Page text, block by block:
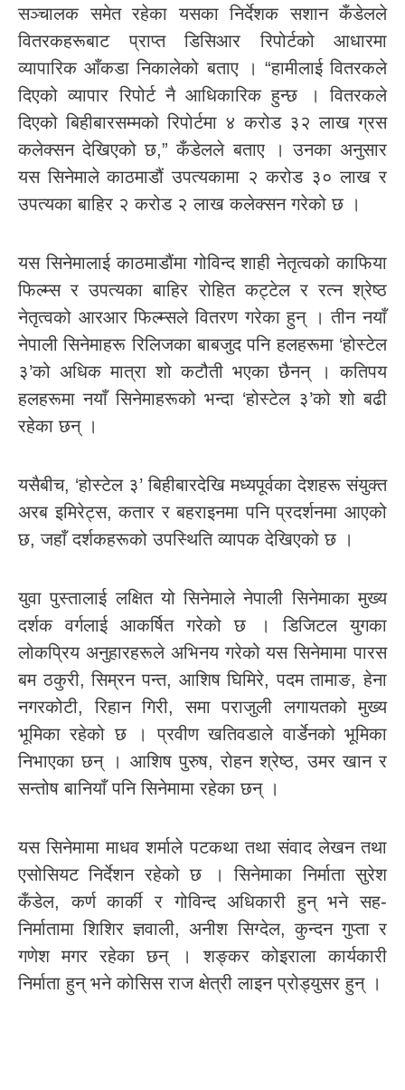
सञ्चालक समेत रहेका यसका निर्देशक सशान कँडेलले
वितरकहरूबाट प्राप्त डिसिआर रिपोर्टको आधारमा
व्यापारिक आँकडा निकालेको बताए । “हामीलाई वितरकले
दिएको व्यापार रिपोर्ट नै आधिकारिक हुन्छ । वितरकले
दिएको बिहीबारसम्मको रिपोर्टमा ४ करोड ३२ लाख ग्रस
कलेक्सन देखिएको छ,” कँडेलले बताए । उनका अनुसार
यस सिनेमाले काठमाडौं उपत्यकामा २ करोड ३० लाख र
उपत्यका बाहिर २ करोड २ लाख कलेक्सन गरेको छ ।
यस सिनेमालाई काठमाडौंमा गोविन्द शाही नेतृत्वको काफिया
फिल्म्स र उपत्यका बाहिर रोहित कट्टेल र रत्न श्रेष्ठ
नेतृत्वको आरआर फिल्म्सले वितरण गरेका हुन् । तीन नयाँ
नेपाली सिनेमाहरू रिलिजका बाबजुद पनि हलहरूमा ‘होस्टेल
३’को अधिक मात्रा शो कटौती भएका छैनन् । कतिपय
हलहरूमा नयाँ सिनेमाहरूको भन्दा ‘होस्टेल ३’को शो बढी
रहेका छन् ।
यसैबीच, ‘होस्टेल ३’ बिहीबारदेखि मध्यपूर्वका देशहरू संयुक्त
अरब इमिरेट्स, कतार र बहराइनमा पनि प्रदर्शनमा आएको
छ, जहाँ दर्शकहरूको उपस्थिति व्यापक देखिएको छ ।
युवा पुस्तालाई लक्षित यो सिनेमाले नेपाली सिनेमाका मुख्य
दर्शक वर्गलाई आकर्षित गरेको छ । डिजिटल युगका
लोकप्रिय अनुहारहरूले अभिनय गरेको यस सिनेमामा पारस
बम ठकुरी, सिम्रन पन्त, आशिष घिमिरे, पदम तामाङ, हेना
नगरकोटी, रिहान गिरी, समा पराजुली लगायतको मुख्य
भूमिका रहेको छ । प्रवीण खतिवडाले वार्डेनको भूमिका
निभाएका छन् । आशिष पुरुष, रोहन श्रेष्ठ, उमर खान र
सन्तोष बानियाँ पनि सिनेमामा रहेका छन् ।
यस सिनेमामा माधव शर्माले पटकथा तथा संवाद लेखन तथा
एसोसियट निर्देशन रहेको छ । सिनेमाका निर्माता सुरेश
कँडेल, कर्ण कार्की र गोविन्द अधिकारी हुन् भने सह-
निर्मातामा शिशिर ज्ञवाली, अनीश सिग्देल, कुन्दन गुप्ता र
गणेश मगर रहेका छन् । शङ्कर कोइराला कार्यकारी
निर्माता हुन् भने कोसिस राज क्षेत्री लाइन प्रोड्युसर हुन् ।